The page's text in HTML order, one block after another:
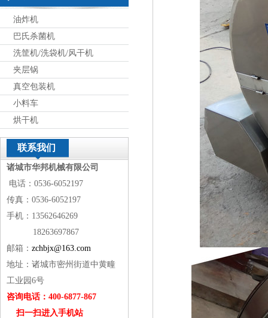
油炸机
巴氏杀菌机
洗筐机/洗袋机/风干机
夹层锅
真空包装机
小料车
烘干机
联系我们
诸城市华邦机械有限公司
电话：0536-6052197
传真：0536-6052197
手机：13562646269
18263697867
邮箱： zchbjx@163.com
地址：诸城市密州街道中黄疃
工业园6号
咨询电话：400-6877-867
扫一扫进入手机站